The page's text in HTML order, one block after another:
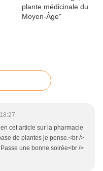
cet article sur la pharmacie
de plantes je pense.<br />
une bonne soirée<br />